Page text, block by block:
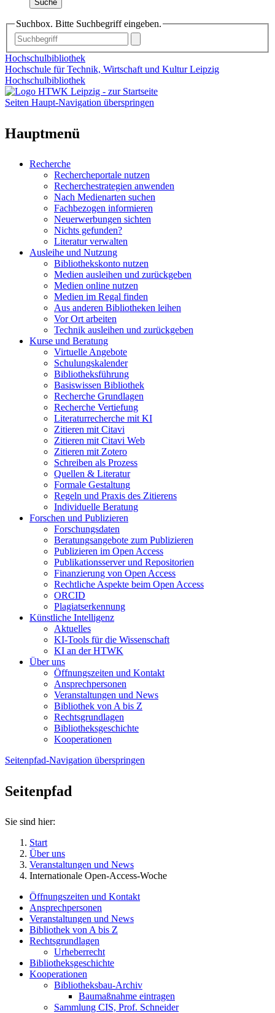
Suche
Suchbox. Bitte Suchbegriff eingeben.
Hochschulbibliothek
Hochschule für Technik, Wirtschaft und Kultur Leipzig
Hochschulbibliothek
Seiten Haupt-Navigation überspringen
Hauptmenü
Recherche
Rechercheportale nutzen
Recherchestrategien anwenden
Nach Medienarten suchen
Fachbezogen informieren
Neuerwerbungen sichten
Nichts gefunden?
Literatur verwalten
Ausleihe und Nutzung
Bibliothekskonto nutzen
Medien ausleihen und zurückgeben
Medien online nutzen
Medien im Regal finden
Aus anderen Bibliotheken leihen
Vor Ort arbeiten
Technik ausleihen und zurückgeben
Kurse und Beratung
Virtuelle Angebote
Schulungskalender
Bibliotheksführung
Basiswissen Bibliothek
Recherche Grundlagen
Recherche Vertiefung
Literaturrecherche mit KI
Zitieren mit Citavi
Zitieren mit Citavi Web
Zitieren mit Zotero
Schreiben als Prozess
Quellen & Literatur
Formale Gestaltung
Regeln und Praxis des Zitierens
Individuelle Beratung
Forschen und Publizieren
Forschungsdaten
Beratungsangebote zum Publizieren
Publizieren im Open Access
Publikationsserver und Repositorien
Finanzierung von Open Access
Rechtliche Aspekte beim Open Access
ORCID
Plagiatserkennung
Künstliche Intelligenz
Aktuelles
KI-Tools für die Wissenschaft
KI an der HTWK
Über uns
Öffnungszeiten und Kontakt
Ansprechpersonen
Veranstaltungen und News
Bibliothek von A bis Z
Rechtsgrundlagen
Bibliotheksgeschichte
Kooperationen
Seitenpfad-Navigation überspringen
Seitenpfad
Sie sind hier:
Start
Über uns
Veranstaltungen und News
Internationale Open-Access-Woche
Öffnungszeiten und Kontakt
Ansprechpersonen
Veranstaltungen und News
Bibliothek von A bis Z
Rechtsgrundlagen
Urheberrecht
Bibliotheksgeschichte
Kooperationen
Bibliotheksbau-Archiv
Baumaßnahme eintragen
Sammlung CIS, Prof. Schneider